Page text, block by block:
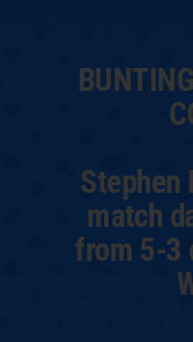
Stephen
match
from 5-3